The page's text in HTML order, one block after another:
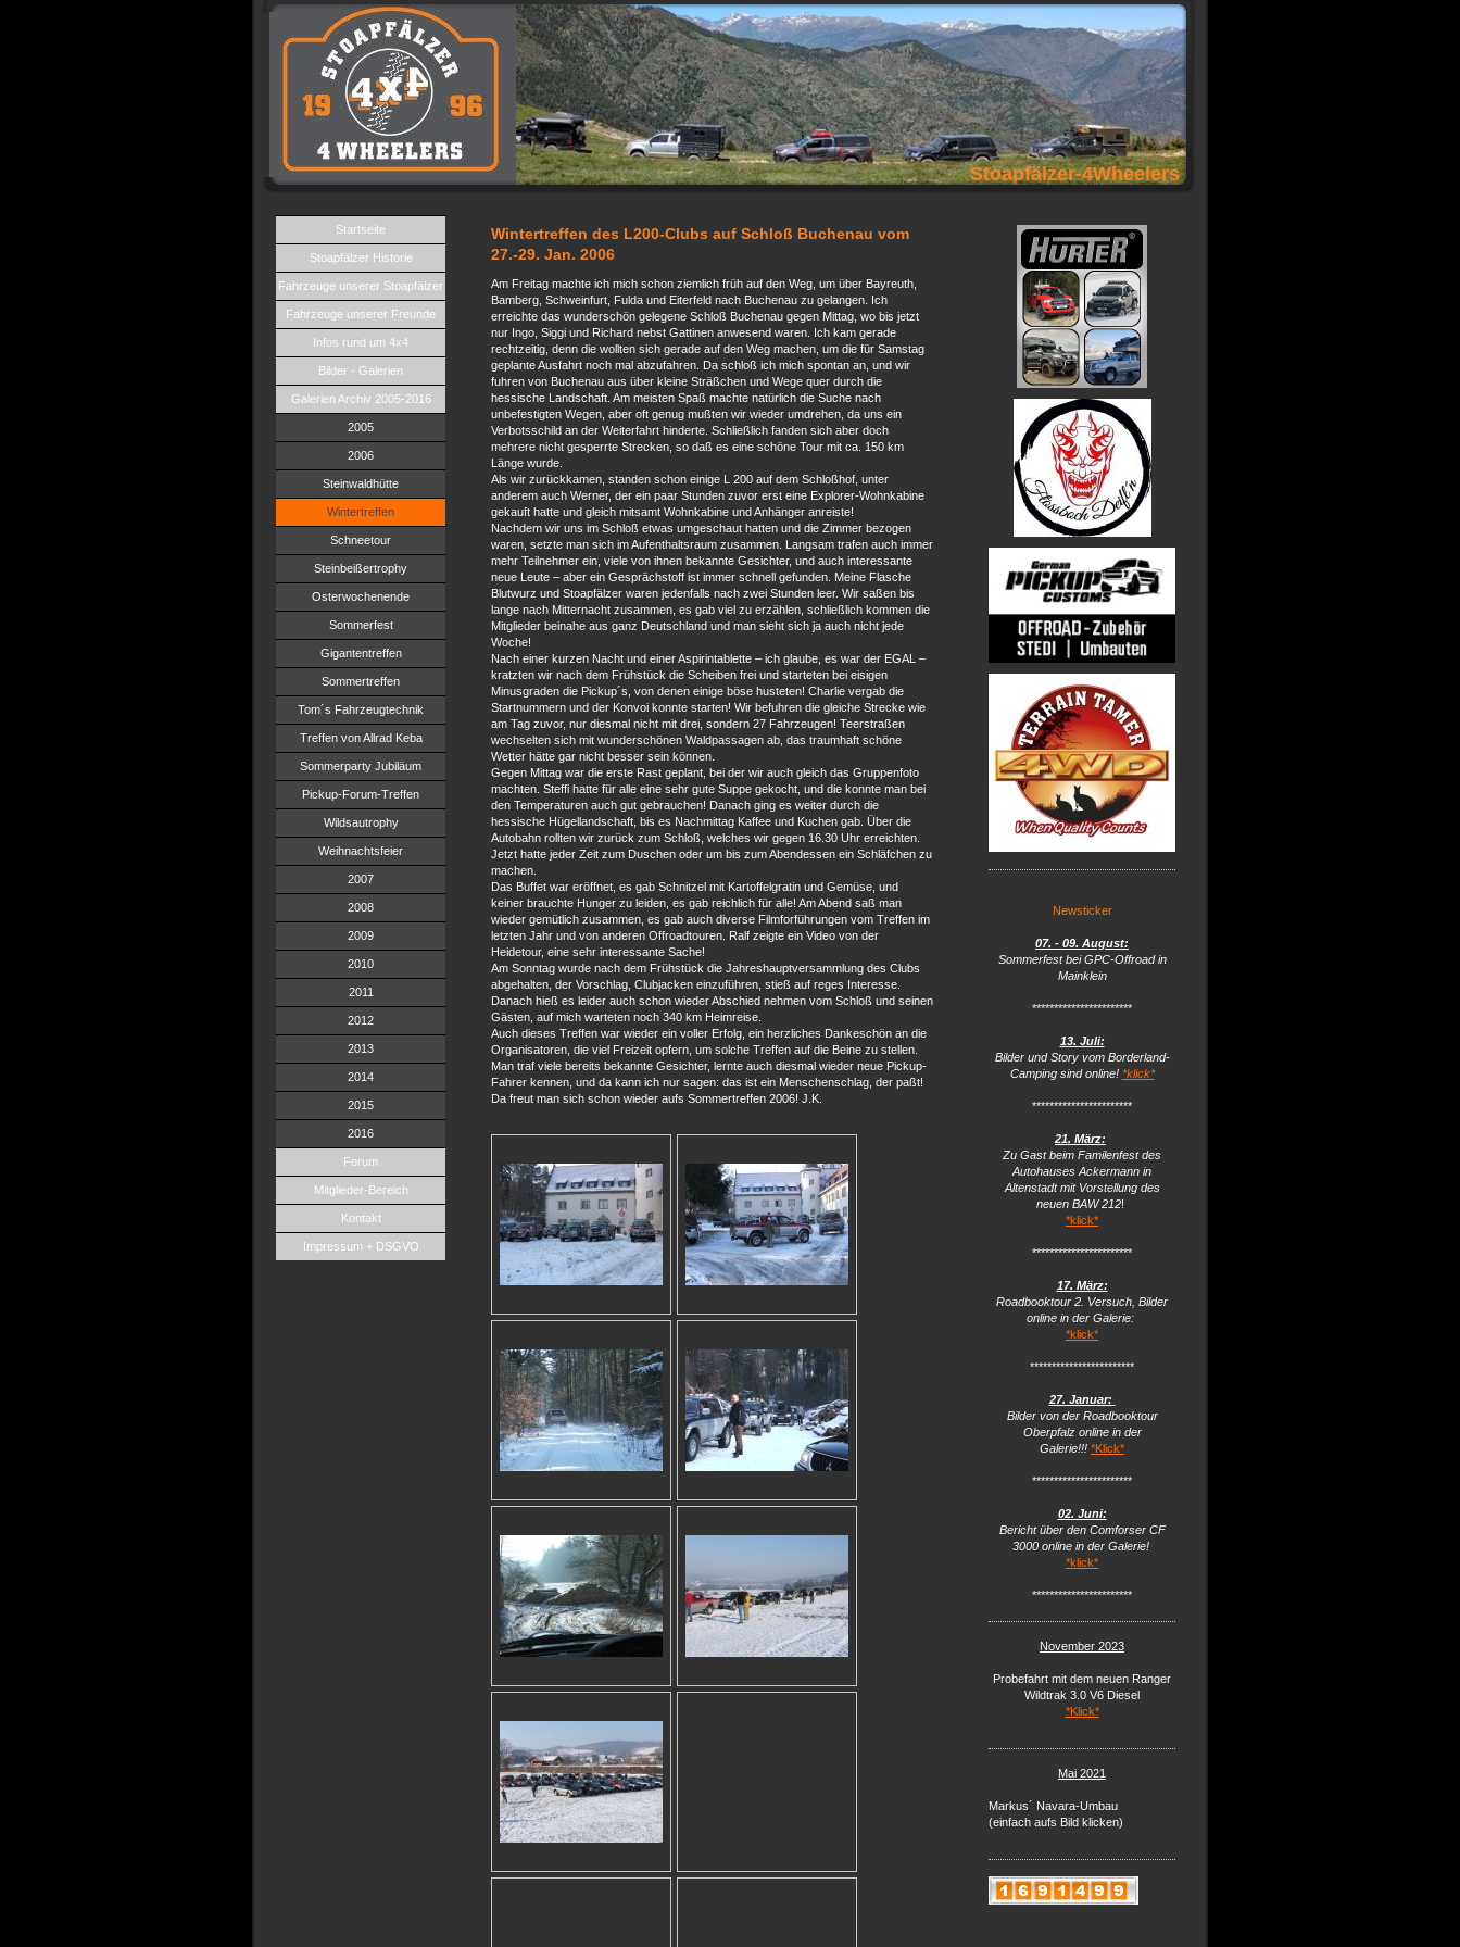
Stoapfälzer-4Wheelers
Startseite
Stoapfälzer Historie
Fahrzeuge unserer Stoapfälzer
Fahrzeuge unserer Freunde
Infos rund um 4x4
Bilder - Galerien
Galerien Archiv 2005-2016
2005
2006
Steinwaldhütte
Wintertreffen
Schneetour
Steinbeißertrophy
Osterwochenende
Sommerfest
Gigantentreffen
Sommertreffen
Tom´s Fahrzeugtechnik
Treffen von Allrad Keba
Sommerparty Jubiläum
Pickup-Forum-Treffen
Wildsautrophy
Weihnachtsfeier
2007
2008
2009
2010
2011
2012
2013
2014
2015
2016
Forum
Mitglieder-Bereich
Kontakt
Impressum + DSGVO
Wintertreffen des L200-Clubs auf Schloß Buchenau vom
27.-29. Jan. 2006
Am Freitag machte ich mich schon ziemlich früh auf den Weg, um über Bayreuth,
Bamberg, Schweinfurt, Fulda und Eiterfeld nach Buchenau zu gelangen. Ich
erreichte das wunderschön gelegene Schloß Buchenau gegen Mittag, wo bis jetzt
nur Ingo, Siggi und Richard nebst Gattinen anwesend waren. Ich kam gerade
rechtzeitig, denn die wollten sich gerade auf den Weg machen, um die für Samstag
geplante Ausfahrt noch mal abzufahren. Da schloß ich mich spontan an, und wir
fuhren von Buchenau aus über kleine Sträßchen und Wege quer durch die
hessische Landschaft. Am meisten Spaß machte natürlich die Suche nach
unbefestigten Wegen, aber oft genug mußten wir wieder umdrehen, da uns ein
Verbotsschild an der Weiterfahrt hinderte. Schließlich fanden sich aber doch
mehrere nicht gesperrte Strecken, so daß es eine schöne Tour mit ca. 150 km
Länge wurde.
Als wir zurückkamen, standen schon einige L 200 auf dem Schloßhof, unter
anderem auch Werner, der ein paar Stunden zuvor erst eine Explorer-Wohnkabine
gekauft hatte und gleich mitsamt Wohnkabine und Anhänger anreiste!
Nachdem wir uns im Schloß etwas umgeschaut hatten und die Zimmer bezogen
waren, setzte man sich im Aufenthaltsraum zusammen. Langsam trafen auch immer
mehr Teilnehmer ein, viele von ihnen bekannte Gesichter, und auch interessante
neue Leute – aber ein Gesprächstoff ist immer schnell gefunden. Meine Flasche
Blutwurz und Stoapfälzer waren jedenfalls nach zwei Stunden leer. Wir saßen bis
lange nach Mitternacht zusammen, es gab viel zu erzählen, schließlich kommen die
Mitglieder beinahe aus ganz Deutschland und man sieht sich ja auch nicht jede
Woche!
Nach einer kurzen Nacht und einer Aspirintablette – ich glaube, es war der EGAL –
kratzten wir nach dem Frühstück die Scheiben frei und starteten bei eisigen
Minusgraden die Pickup´s, von denen einige böse husteten! Charlie vergab die
Startnummern und der Konvoi konnte starten! Wir befuhren die gleiche Strecke wie
am Tag zuvor, nur diesmal nicht mit drei, sondern 27 Fahrzeugen! Teerstraßen
wechselten sich mit wunderschönen Waldpassagen ab, das traumhaft schöne
Wetter hätte gar nicht besser sein können.
Gegen Mittag war die erste Rast geplant, bei der wir auch gleich das Gruppenfoto
machten. Steffi hatte für alle eine sehr gute Suppe gekocht, und die konnte man bei
den Temperaturen auch gut gebrauchen! Danach ging es weiter durch die
hessische Hügellandschaft, bis es Nachmittag Kaffee und Kuchen gab. Über die
Autobahn rollten wir zurück zum Schloß, welches wir gegen 16.30 Uhr erreichten.
Jetzt hatte jeder Zeit zum Duschen oder um bis zum Abendessen ein Schläfchen zu
machen.
Das Buffet war eröffnet, es gab Schnitzel mit Kartoffelgratin und Gemüse, und
keiner brauchte Hunger zu leiden, es gab reichlich für alle! Am Abend saß man
wieder gemütlich zusammen, es gab auch diverse Filmforführungen vom Treffen im
letzten Jahr und von anderen Offroadtouren. Ralf zeigte ein Video von der
Heidetour, eine sehr interessante Sache!
Am Sonntag wurde nach dem Frühstück die Jahreshauptversammlung des Clubs
abgehalten, der Vorschlag, Clubjacken einzuführen, stieß auf reges Interesse.
Danach hieß es leider auch schon wieder Abschied nehmen vom Schloß und seinen
Gästen, auf mich warteten noch 340 km Heimreise.
Auch dieses Treffen war wieder ein voller Erfolg, ein herzliches Dankeschön an die
Organisatoren, die viel Freizeit opfern, um solche Treffen auf die Beine zu stellen.
Man traf viele bereits bekannte Gesichter, lernte auch diesmal wieder neue Pickup-
Fahrer kennen, und da kann ich nur sagen: das ist ein Menschenschlag, der paßt!
Da freut man sich schon wieder aufs Sommertreffen 2006! J.K.
Newsticker
07. - 09. August:
Sommerfest bei GPC-Offroad in
Mainklein
***********************
13. Juli:
Bilder und Story vom Borderland-
Camping sind online! *klick*
***********************
21. März:
Zu Gast beim Familenfest des
Autohauses Ackermann in
Altenstadt mit Vorstellung des
neuen BAW 212!
*klick*
***********************
17. März:
Roadbooktour 2. Versuch, Bilder
online in der Galerie:
*klick*
************************
27. Januar:
Bilder von der Roadbooktour
Oberpfalz online in der
Galerie!!! *Klick*
***********************
02. Juni:
Bericht über den Comforser CF
3000 online in der Galerie!
*klick*
***********************
November 2023
Probefahrt mit dem neuen Ranger
Wildtrak 3.0 V6 Diesel
*Klick*
Mai 2021
Markus´ Navara-Umbau
(einfach aufs Bild klicken)